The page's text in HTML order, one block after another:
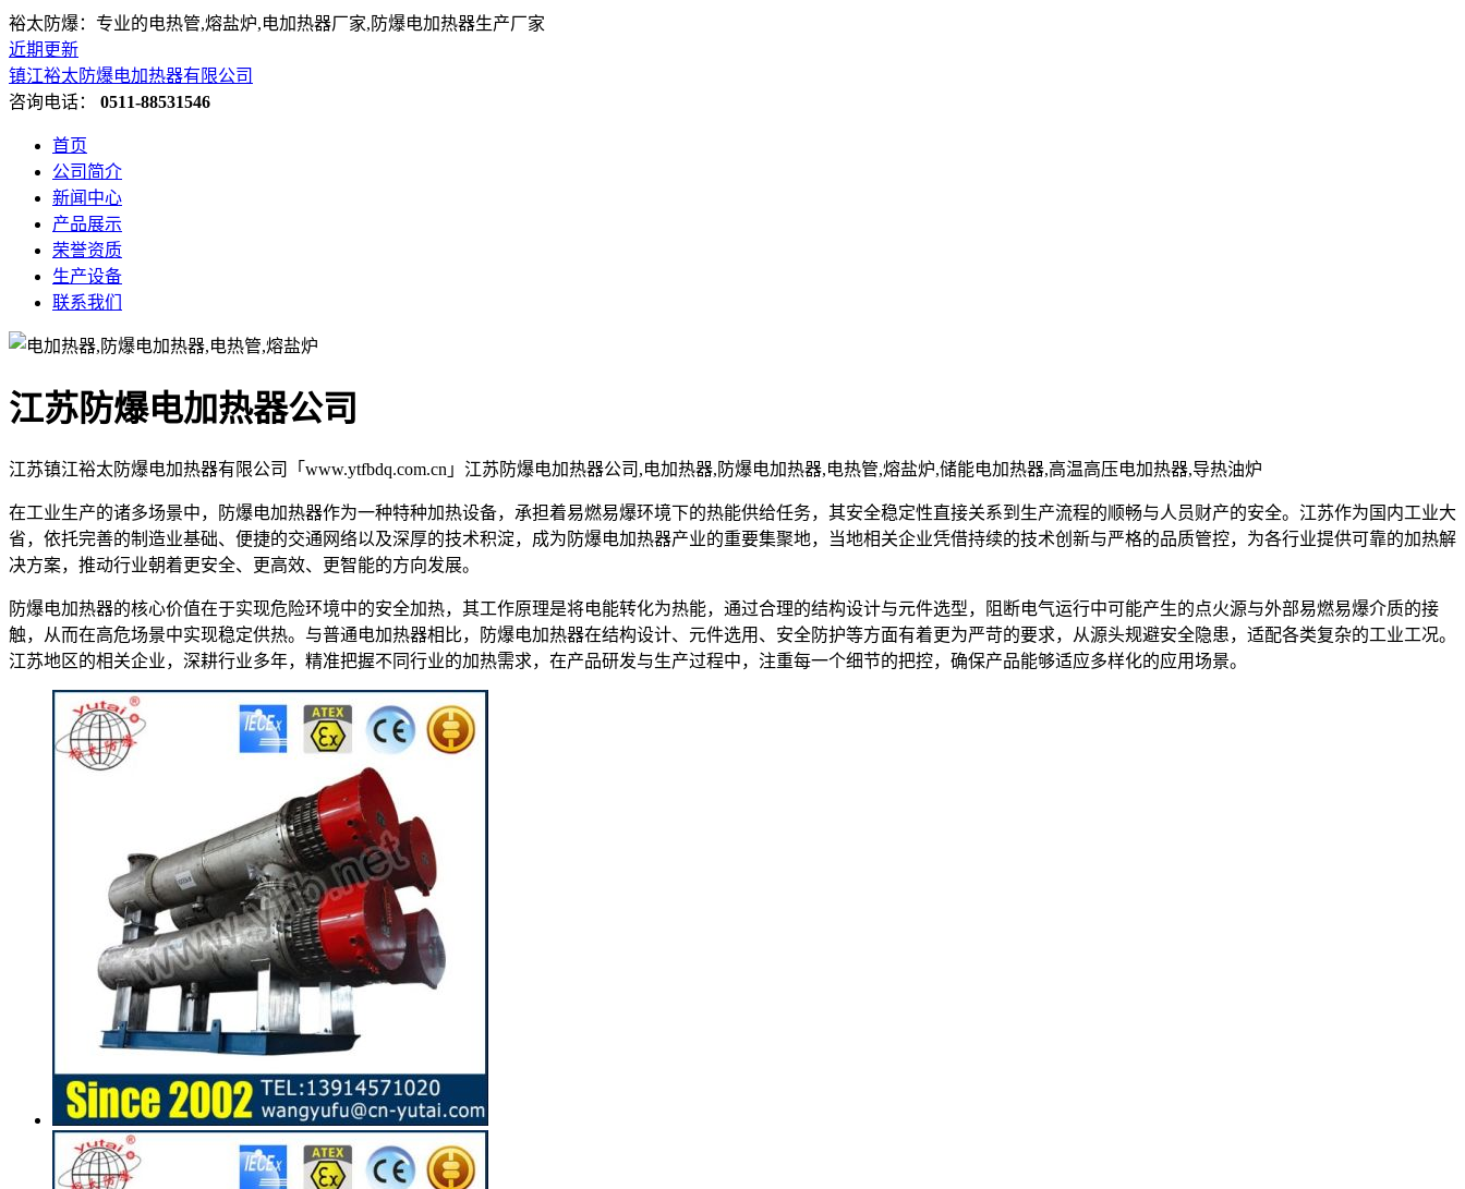
裕太防爆：专业的电热管,熔盐炉,电加热器厂家,防爆电加热器生产厂家
近期更新
镇江裕太防爆电加热器有限公司
咨询电话： 0511-88531546
首页
公司简介
新闻中心
产品展示
荣誉资质
生产设备
联系我们
江苏防爆电加热器公司
江苏镇江裕太防爆电加热器有限公司「www.ytfbdq.com.cn」江苏防爆电加热器公司,电加热器,防爆电加热器,电热管,熔盐炉,储能电加热器,高温高压电加热器,导热油炉
在工业生产的诸多场景中，防爆电加热器作为一种特种加热设备，承担着易燃易爆环境下的热能供给任务，其安全稳定性直接关系到生产流程的顺畅与人员财产的安全。江苏作为国内工业大
省，依托完善的制造业基础、便捷的交通网络以及深厚的技术积淀，成为防爆电加热器产业的重要集聚地，当地相关企业凭借持续的技术创新与严格的品质管控，为各行业提供可靠的加热解
决方案，推动行业朝着更安全、更高效、更智能的方向发展。
防爆电加热器的核心价值在于实现危险环境中的安全加热，其工作原理是将电能转化为热能，通过合理的结构设计与元件选型，阻断电气运行中可能产生的点火源与外部易燃易爆介质的接
触，从而在高危场景中实现稳定供热。与普通电加热器相比，防爆电加热器在结构设计、元件选用、安全防护等方面有着更为严苛的要求，从源头规避安全隐患，适配各类复杂的工业工况。
江苏地区的相关企业，深耕行业多年，精准把握不同行业的加热需求，在产品研发与生产过程中，注重每一个细节的把控，确保产品能够适应多样化的应用场景。